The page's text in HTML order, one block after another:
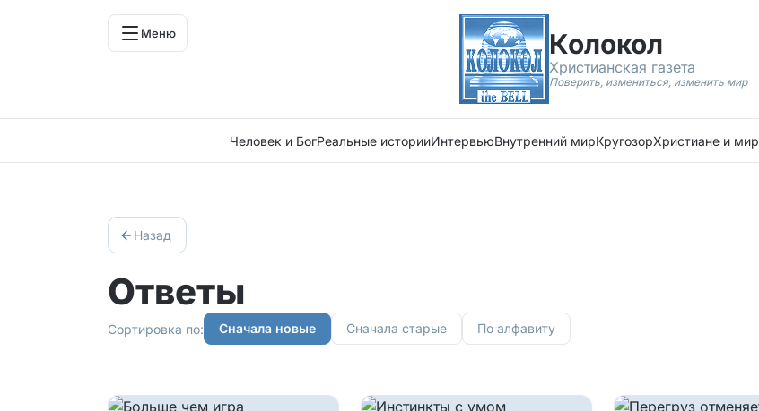
Меню Колокол
Христианская газета
Поверить, измениться, изменить мир
Человек и БогРеальные историиИнтервьюВнутренний мирКругозорХристиане и мир
Назад
Ответы
Сортировка по: Сначала новые Сначала старые По алфавиту